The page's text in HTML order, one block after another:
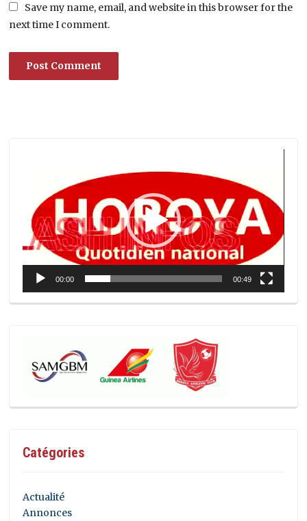
Save my name, email, and website in this browser for the
next time I comment.
00:00 00:49
Catégories
Actualité
Annonces